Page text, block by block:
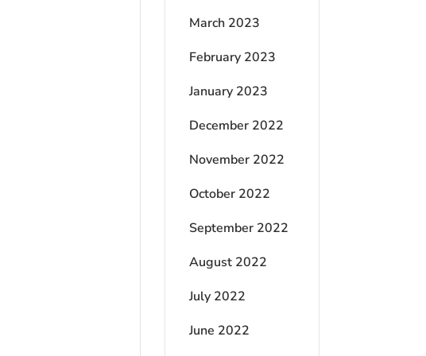
March 2023
February 2023
January 2023
December 2022
November 2022
October 2022
September 2022
August 2022
July 2022
June 2022